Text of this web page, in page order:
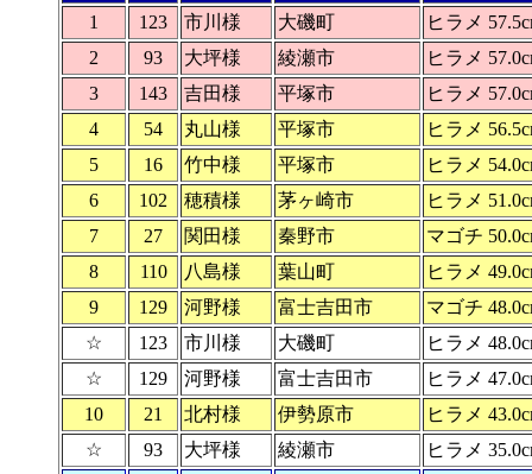
1
123 市川様 大磯町
ヒラメ
2
93 大坪様 綾瀬市
ヒラメ
3
143 吉田様 平塚市
ヒラメ
4
54 丸山様 平塚市
ヒラメ
5
16 竹中様 平塚市
ヒラメ
6
102 穂積様 茅ヶ崎市
ヒラメ
7
27 関田様 秦野市
マゴチ
8
110 八島様 葉山町
ヒラメ
9
129 河野様 富士吉田市
マゴチ
☆
123 市川様 大磯町
ヒラメ
☆
129 河野様 富士吉田市
ヒラメ
10
21 北村様 伊勢原市
ヒラメ
☆
93 大坪様 綾瀬市
ヒラメ